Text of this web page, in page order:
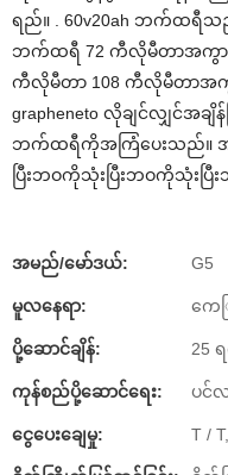
ရည်။ . 60v20ah ဘက်ထရီသည်
ဘက်ထရီ 72 ကီလိုမီတာအကွာ
ကီလိုမီတာ 108 ကီလိုမီတာအ
grapheneto လိုချင်လျှင်အခ
ဘက်ထရီကိုအကြံပေးသည်။
ပြီးဘဝကိုသုံးပြီးဘဝကိုသုံးပြီ
အမည်/မော်ဒယ်: G5
မူလနေရာ: ကေ
ပို့ဆောင်ချိန်: 25
ကုန်စည်ပို့ဆောင်ရေး: ပင်
ငွေပေးချေမှု: T /